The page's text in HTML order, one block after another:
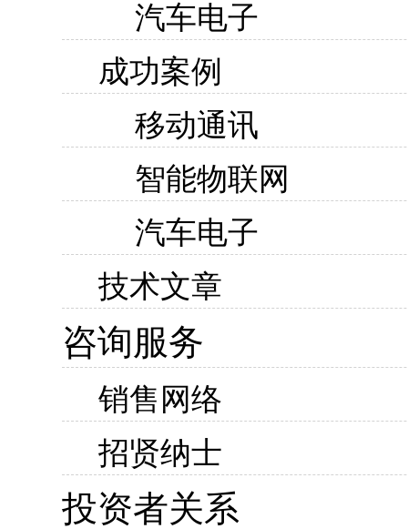
汽车电子
成功案例
移动通讯
智能物联网
汽车电子
技术文章
咨询服务
销售网络
招贤纳士
投资者关系